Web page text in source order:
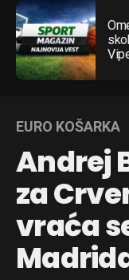
EURO KOŠARKA
Andrej
za
vraća